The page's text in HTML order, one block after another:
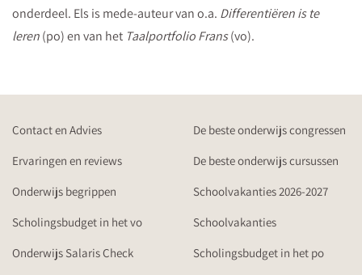
onderdeel. Els is mede-auteur van o.a. Differentiëren is te
leren(po) en van het Taalportfolio Frans(vo).
Contact en Advies
De beste onderwijs congressen
Ervaringen en reviews
De beste onderwijs cursussen
Onderwijs begrippen
Schoolvakanties 2026-2027
Scholingsbudget in het vo
Schoolvakanties
Onderwijs Salaris Check
Scholingsbudget in het po